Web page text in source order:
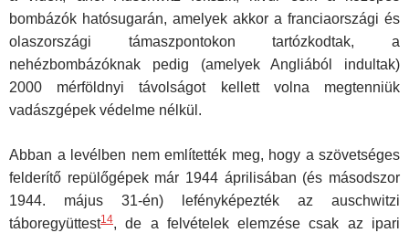
bombázók hatósugarán, amelyek akkor a franciaországi és
olaszországi támaszpontokon tartózkodtak, a
nehézbombázóknak pedig (amelyek Angliából indultak)
2000 mérföldnyi távolságot kellett volna megtenniük
vadászgépek védelme nélkül.
Abban a levélben nem említették meg, hogy a szövetséges
felderítő repülőgépek már 1944 áprilisában (és másodszor
1944. május 31-én) lefényképezték az auschwitzi
táboregyüttest14, de a felvételek elemzése csak az ipari